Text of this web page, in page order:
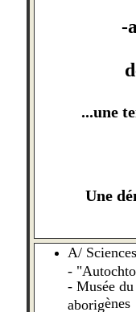
-
...une
Une
A/
-
- Musée
aborigènes